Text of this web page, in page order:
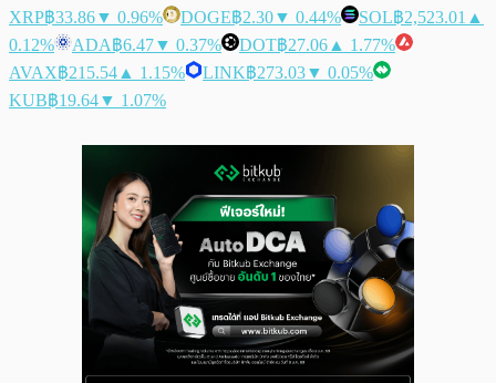
XRP฿33.86▼ 0.96% DOGE฿2.30▼ 0.44% SOL฿2,523.01 ▲
0.12%
ADA฿6.47▼ 0.37% DOT฿27.06 ▲ 1.77%
AVAX฿215.54 ▲ 1.15% LINK฿273.03▼ 0.05%
KUB฿19.64▼ 1.07%